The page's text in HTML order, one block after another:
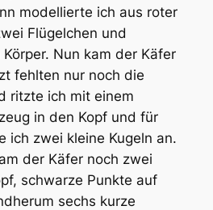
modellierte ich aus roter
Flügelchen und
Nun kam der Käfer
fehlten nur noch die
ritzte ich mit einem
in den Kopf und für
ich zwei kleine Kugeln an.
der Käfer noch zwei
schwarze Punkte auf
sechs kurze